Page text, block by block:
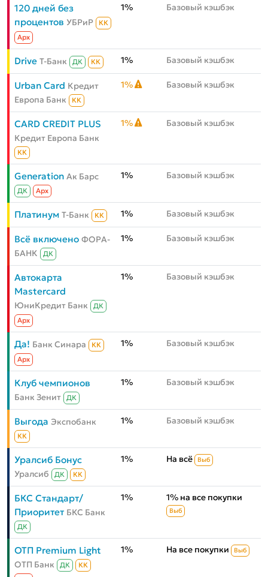
120 дней без
процентов УБРиР
КК
Aрх
1% Базовый кэшбэк
Drive Т-Банк ДК КК 1% Базовый кэшбэк
Urban Card Кредит
Европа Банк
КК
1% Базовый кэшбэк
CARD CREDIT PLUS
Кредит Европа Банк
КК
1% Базовый кэшбэк
Generation Ак Барс
ДК Aрх
1% Базовый кэшбэк
Платинум Т-Банк КК 1% Базовый кэшбэк
Всё включено ФОРА-
БАНК
ДК
1% Базовый кэшбэк
Автокарта
Mastercard
ЮниКредит Банк
ДК
Aрх
1% Базовый кэшбэк
Да! Банк Синара
КК
Aрх
1% Базовый кэшбэк
Клуб чемпионов
Банк Зенит ДК
1% Базовый кэшбэк
Выгода Экспобанк
КК
1% Базовый кэшбэк
Уралсиб Бонус
Уралсиб ДК КК
1% На всё Выб
БКС Стандарт/
Приоритет БКС Банк
ДК
1% 1% на все покупки
Выб
ОТП Premium Light
ОТП Банк ДК
КК
1% На все покупки Выб